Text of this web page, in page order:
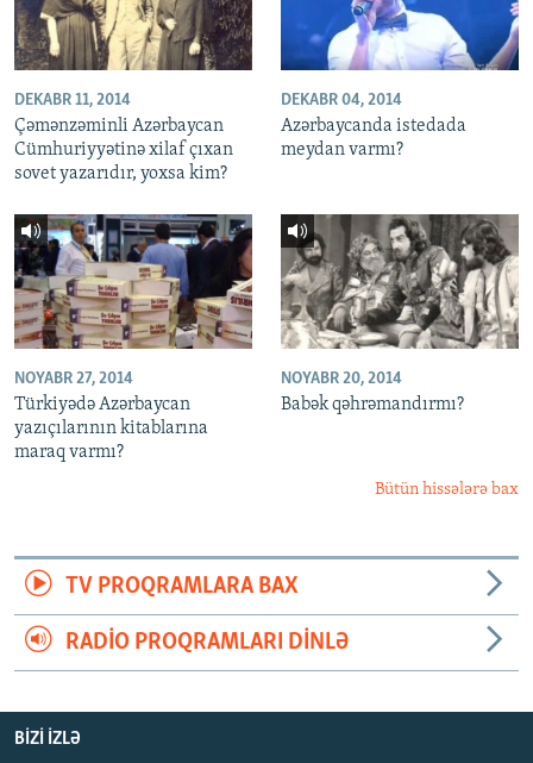
DEKABR 11, 2014
Çəmənzəminli Azərbaycan
Cümhuriyyətinə xilaf çıxan
sovet yazarıdır, yoxsa kim?
DEKABR 04, 2014
Azərbaycanda istedada
meydan varmı?
NOYABR 27, 2014
Türkiyədə Azərbaycan
yazıçılarının kitablarına
maraq varmı?
NOYABR 20, 2014
Babək qəhrəmandırmı?
Bütün hissələrə bax
TV PROQRAMLARA BAX
RADIO PROQRAMLARI DINLƏ
BIZI IZLƏ